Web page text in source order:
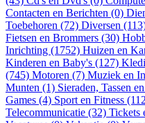
Contacten en Berichten (0)
Toebehoren (72) Diversen
Fietsen en Brommers (30)
Inrichting (1752) Huizen en
Kinderen en Baby's (127)
(745) Motoren (7) Muziek en
Munten (1) Sieraden, Tassen
Games (4) Sport en Fitness
Telecommunicatie (32) Tickets